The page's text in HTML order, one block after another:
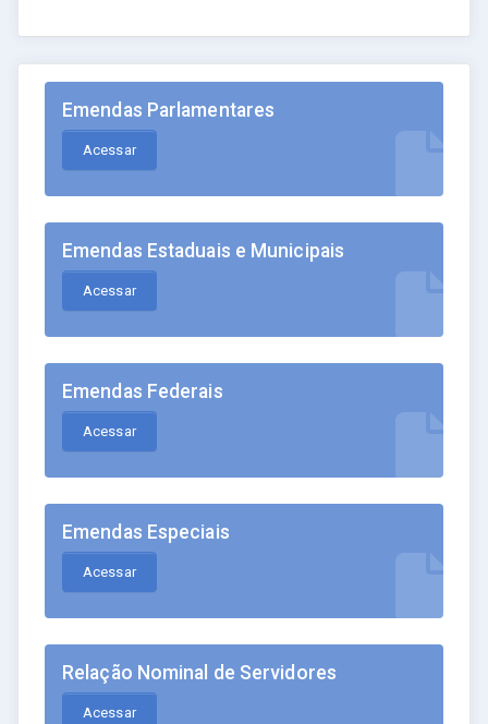
Emendas Parlamentares
Acessar
Emendas Estaduais e Municipais
Acessar
Emendas Federais
Acessar
Emendas Especiais
Acessar
Relação Nominal de Servidores
Acessar